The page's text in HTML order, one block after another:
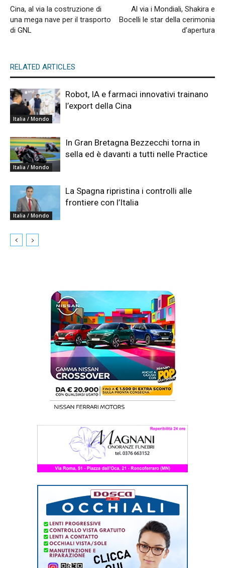
Cina, al via la costruzione di
una mega nave per il trasporto
di GNL
Al via i Mondiali, Shakira e
Bocelli le star della cerimonia
d’apertura
RELATED ARTICLES
Italia / Mondo
Robot, IA e farmaci innovativi trainano
l’export della Cina
Italia / Mondo
In Gran Bretagna Bezzecchi torna in
sella ed è davanti a tutti nelle Practice
Italia / Mondo
La Spagna ripristina i controlli alle
frontiere con l’Italia